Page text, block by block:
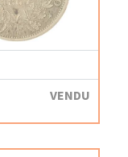
VENDU